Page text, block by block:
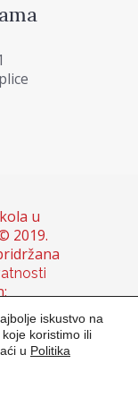
u
2019.
&
iskustvo na
koristimo ili
u Politika